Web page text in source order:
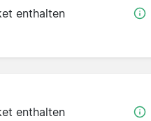
enthalten
enthalten